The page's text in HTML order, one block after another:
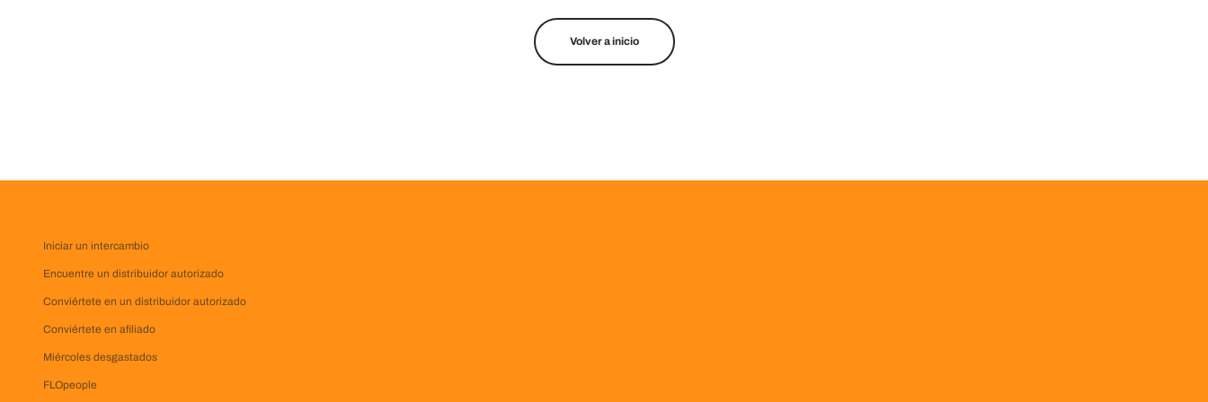
Volver a inicio
Iniciar un intercambio
Encuentre un distribuidor autorizado
Conviértete en un distribuidor autorizado
Conviértete en afiliado
Miércoles desgastados
FLOpeople